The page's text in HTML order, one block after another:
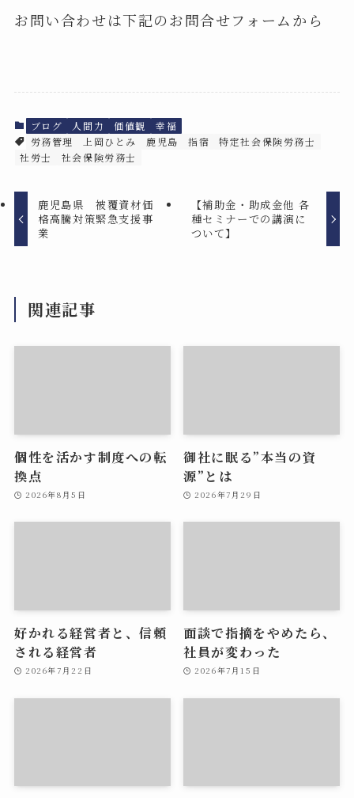
お問い合わせは下記のお問合せフォームから
ブログ 人間力 価値観
幸福
労務管理
上岡ひとみ 鹿児島 指宿
特定社会保険労務士
社労士
社会保険労務士
鹿児島県 被覆資材価
格高騰対策緊急支援事
業
【補助金・助成金他 各
種セミナーでの講演に
ついて】
関連記事
個性を活かす制度への転
換点
2026年8月5日
御社に眠る”本当の資
源”とは
2026年7月29日
好かれる経営者と、信頼
される経営者
2026年7月22日
面談で指摘をやめたら、
社員が変わった
2026年7月15日